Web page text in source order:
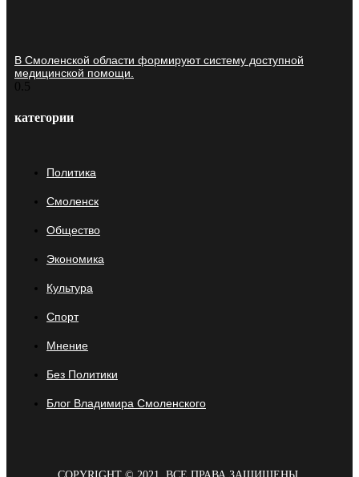
В Смоленской области формируют систему доступной
медицинской помощи.
категории
Политика
Смоленск
Общество
Экономика
Культура
Спорт
Мнение
Без Политики
Блог Владимира Смоленского